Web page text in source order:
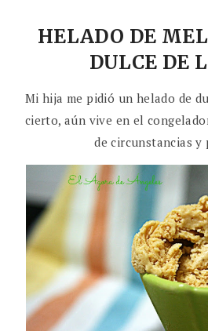
HELADO DE
DULCE DE
Mi hija me pidió un helado de
cierto, aún vive en el
de circunstancias y